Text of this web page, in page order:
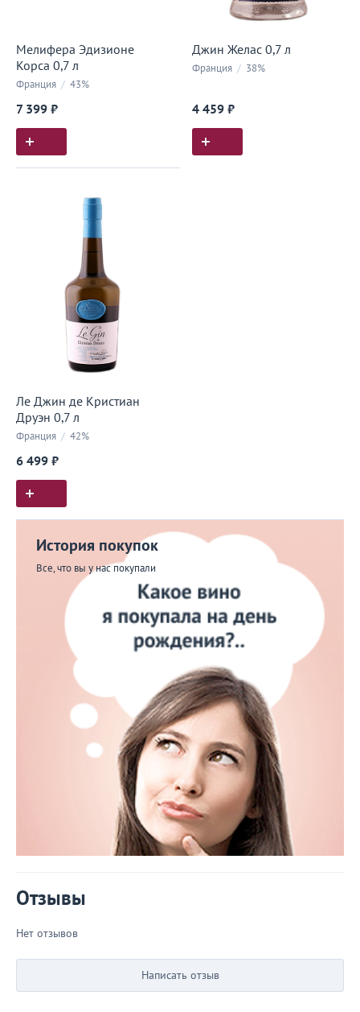
Мелифера Эдизионе
Корса 0,7 л
Франция / 43%
7 399 ₽
Джин Желас 0,7 л
Франция / 38%
4 459 ₽
Ле Джин де Кристиан
Друэн 0,7 л
Франция / 42%
6 499 ₽
История покупок
Все, что вы у нас покупали
Отзывы
Нет отзывов
Написать отзыв